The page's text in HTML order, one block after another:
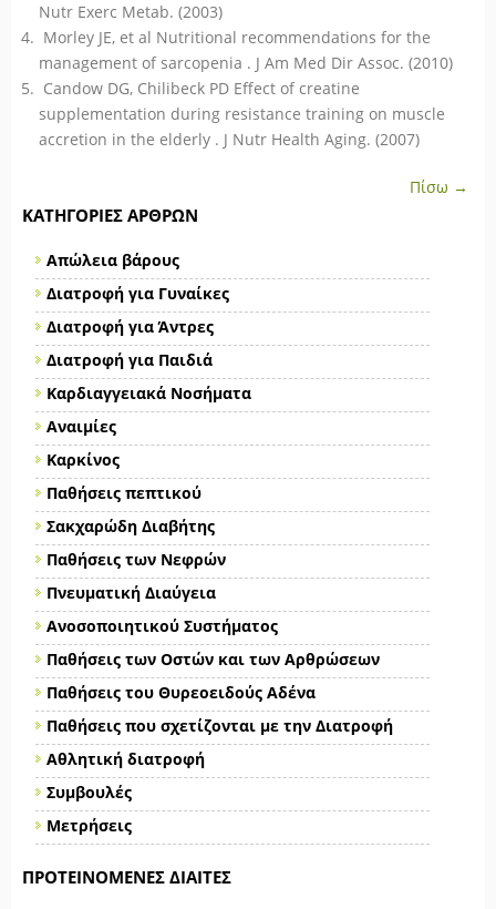
Nutr Exerc Metab. (2003)
Morley JE, et al Nutritional recommendations for the
management of sarcopenia . J Am Med Dir Assoc. (2010)
Candow DG, Chilibeck PD Effect of creatine
supplementation during resistance training on muscle
accretion in the elderly . J Nutr Health Aging. (2007)
Πίσω →
ΚΑΤΗΓΟΡΊΕΣ ΆΡΘΡΩΝ
Απώλεια βάρους
Διατροφή για Γυναίκες
Διατροφή για Άντρες
Διατροφή για Παιδιά
Καρδιαγγειακά Νοσήματα
Αναιμίες
Καρκίνος
Παθήσεις πεπτικού
Σακχαρώδη Διαβήτης
Παθήσεις των Νεφρών
Πνευματική Διαύγεια
Ανοσοποιητικού Συστήματος
Παθήσεις των Οστών και των Αρθρώσεων
Παθήσεις του Θυρεοειδούς Αδένα
Παθήσεις που σχετίζονται με την Διατροφή
Αθλητική διατροφή
Συμβουλές
Μετρήσεις
ΠΡΟΤΕΙΝΌΜΕΝΕΣ ΔΊΑΙΤΕΣ